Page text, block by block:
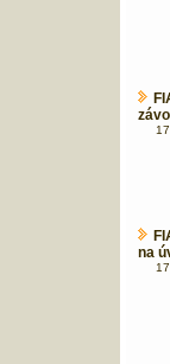
na